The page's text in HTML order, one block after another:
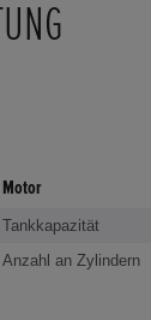
Motor
Tankkapazität
Anzahl an Zylindern